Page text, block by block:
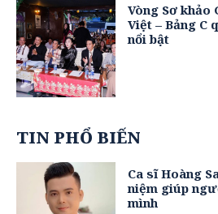
Vòng Sơ khảo
Việt – Bảng C
nổi bật
TIN PHỔ BIẾN
Ca sĩ Hoàng
niệm giúp
mình